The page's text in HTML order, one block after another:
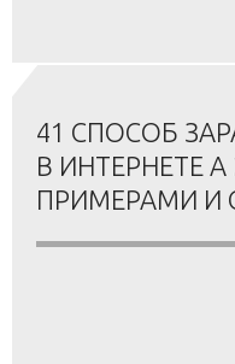
41 СПОСОБ
В ИНТЕРНЕТЕ А
ПРИМЕРАМИ И